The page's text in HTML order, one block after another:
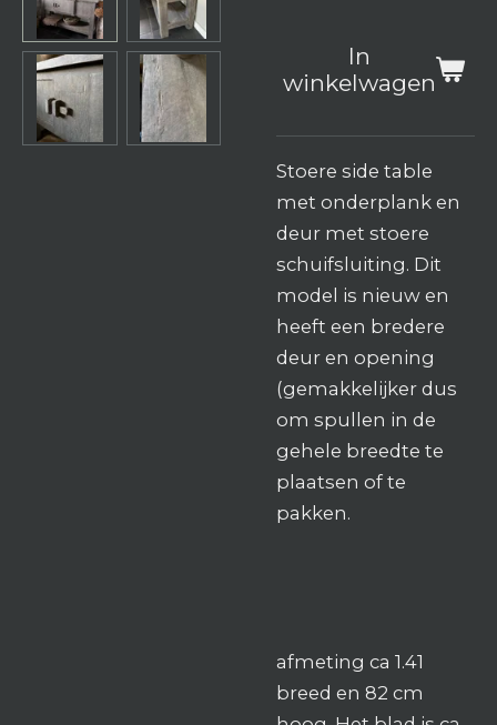
In
winkelwagen
Stoere side table
met onderplank en
deur met stoere
schuifsluiting. Dit
model is nieuw en
heeft een bredere
deur en opening
(gemakkelijker dus
om spullen in de
gehele breedte te
plaatsen of te
pakken.
afmeting ca 1.41
breed en 82 cm